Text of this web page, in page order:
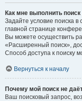
Как мне выполнить
Задайте условие поиска
главной странице
Вы можете осуществить
«Расширенный поиск»,
Способ доступа к поиску
Вернуться к началу
Почему мой поиск не
Ваш поисковый запрос,